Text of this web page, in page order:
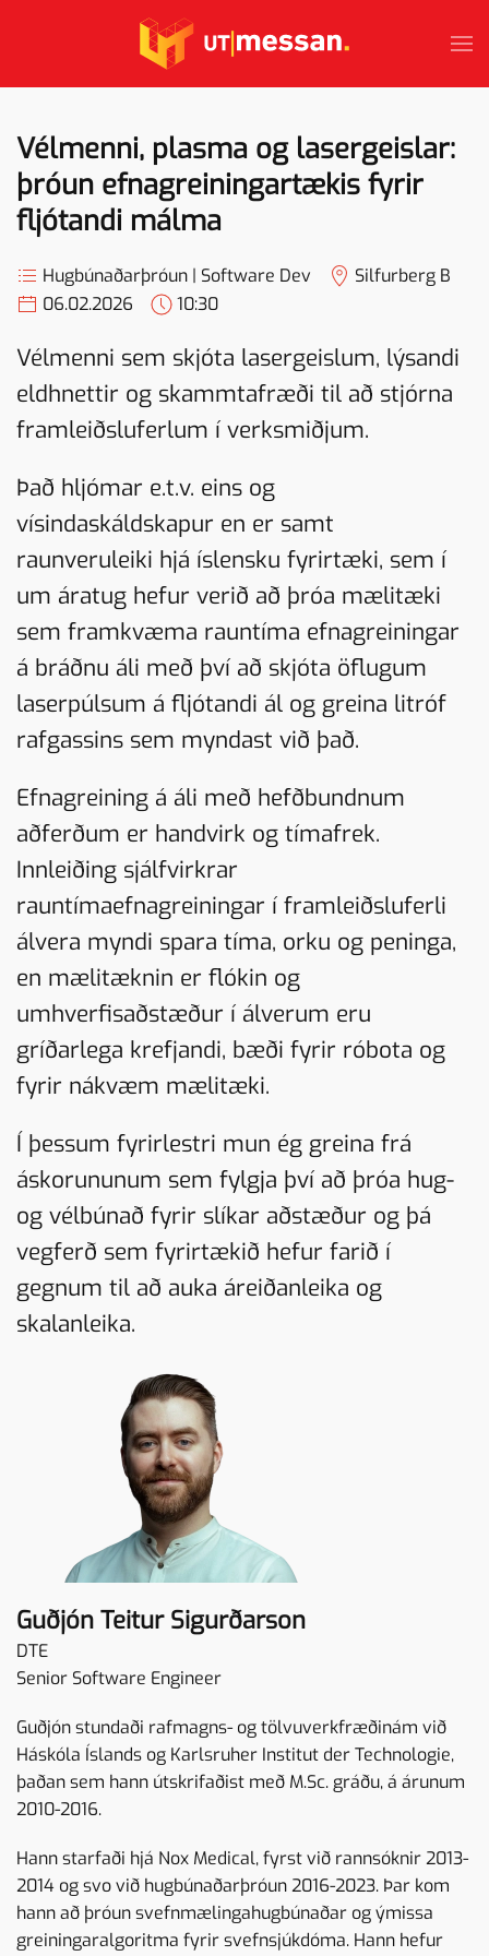
Skip to main content
Vélmenni, plasma og lasergeislar:
þróun efnagreiningartækis fyrir
fljótandi málma
Hugbúnaðarþróun | Software Dev
Silfurberg B
06.02.2026
10:30
Vélmenni sem skjóta lasergeislum, lýsandi
eldhnettir og skammtafræði til að stjórna
framleiðsluferlum í verksmiðjum.
Það hljómar e.t.v. eins og
vísindaskáldskapur en er samt
raunveruleiki hjá íslensku fyrirtæki, sem í
um áratug hefur verið að þróa mælitæki
sem framkvæma rauntíma efnagreiningar
á bráðnu áli með því að skjóta öflugum
laserpúlsum á fljótandi ál og greina litróf
rafgassins sem myndast við það.
Efnagreining á áli með hefðbundnum
aðferðum er handvirk og tímafrek.
Innleiðing sjálfvirkrar
rauntímaefnagreiningar í framleiðsluferli
álvera myndi spara tíma, orku og peninga,
en mælitæknin er flókin og
umhverfisaðstæður í álverum eru
gríðarlega krefjandi, bæði fyrir róbota og
fyrir nákvæm mælitæki.
Í þessum fyrirlestri mun ég greina frá
áskorununum sem fylgja því að þróa hug-
og vélbúnað fyrir slíkar aðstæður og þá
vegferð sem fyrirtækið hefur farið í
gegnum til að auka áreiðanleika og
skalanleika.
Guðjón Teitur Sigurðarson
DTE
Senior Software Engineer
Guðjón stundaði rafmagns- og tölvuverkfræðinám við
Háskóla Íslands og Karlsruher Institut der Technologie,
þaðan sem hann útskrifaðist með M.Sc. gráðu, á árunum
2010-2016.
Hann starfaði hjá Nox Medical, fyrst við rannsóknir 2013-
2014 og svo við hugbúnaðarþróun 2016-2023. Þar kom
hann að þróun svefnmælingahugbúnaðar og ýmissa
greiningaralgoritma fyrir svefnsjúkdóma. Hann hefur